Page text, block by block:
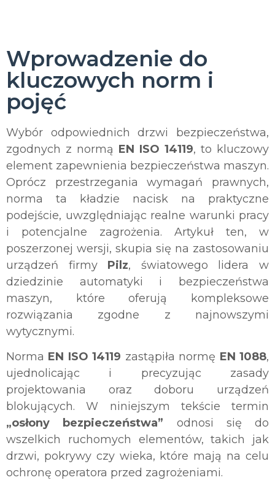
Wprowadzenie do
kluczowych norm i
pojęć
Wybór odpowiednich drzwi bezpieczeństwa,
zgodnych z normą EN ISO 14119, to kluczowy
element zapewnienia bezpieczeństwa maszyn.
Oprócz przestrzegania wymagań prawnych,
norma ta kładzie nacisk na praktyczne
podejście, uwzględniając realne warunki pracy
i potencjalne zagrożenia. Artykuł ten, w
poszerzonej wersji, skupia się na zastosowaniu
urządzeń firmy Pilz, światowego lidera w
dziedzinie automatyki i bezpieczeństwa
maszyn, które oferują kompleksowe
rozwiązania zgodne z najnowszymi
wytycznymi.
Norma EN ISO 14119 zastąpiła normę EN 1088,
ujednolicając i precyzując zasady
projektowania oraz doboru urządzeń
blokujących. W niniejszym tekście termin
„osłony bezpieczeństwa” odnosi się do
wszelkich ruchomych elementów, takich jak
drzwi, pokrywy czy wieka, które mają na celu
ochronę operatora przed zagrożeniami.